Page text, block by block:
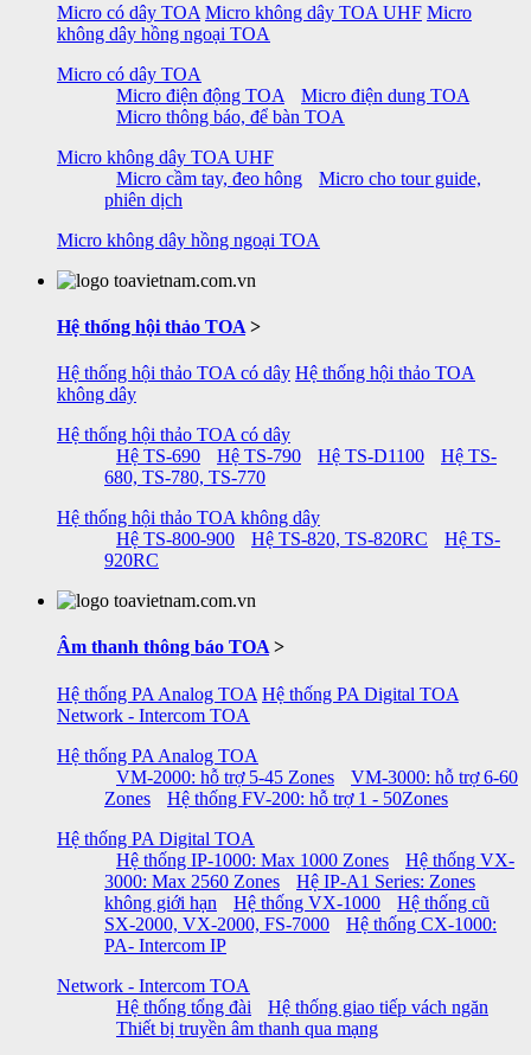
Micro có dây TOA Micro không dây TOA UHF Micro
không dây hồng ngoại TOA
Micro có dây TOA
Micro điện động TOA
Micro điện dung TOA
Micro thông báo, để bàn TOA
Micro không dây TOA UHF
Micro cầm tay, đeo hông
Micro cho tour guide,
phiên dịch
Micro không dây hồng ngoại TOA
Hệ thống hội thảo TOA >
Hệ thống hội thảo TOA có dây Hệ thống hội thảo TOA
không dây
Hệ thống hội thảo TOA có dây
Hệ TS-690
Hệ TS-790 Hệ TS-D1100
Hệ TS-
680, TS-780, TS-770
Hệ thống hội thảo TOA không dây
Hệ TS-800-900
Hệ TS-820, TS-820RC
Hệ TS-
920RC
Âm thanh thông báo TOA >
Hệ thống PA Analog TOA Hệ thống PA Digital TOA
Network - Intercom TOA
Hệ thống PA Analog TOA
VM-2000: hỗ trợ 5-45 Zones
VM-3000: hỗ trợ 6-60
Zones
Hệ thống FV-200: hỗ trợ 1 - 50Zones
Hệ thống PA Digital TOA
Hệ thống IP-1000: Max 1000 Zones
Hệ thống VX-
3000: Max 2560 Zones
Hệ IP-A1 Series: Zones
không giới hạn
Hệ thống VX-1000
Hệ thống cũ
SX-2000, VX-2000, FS-7000
Hệ thống CX-1000:
PA- Intercom IP
Network - Intercom TOA
Hệ thống tổng đài
Hệ thống giao tiếp vách ngăn
Thiết bị truyền âm thanh qua mạng